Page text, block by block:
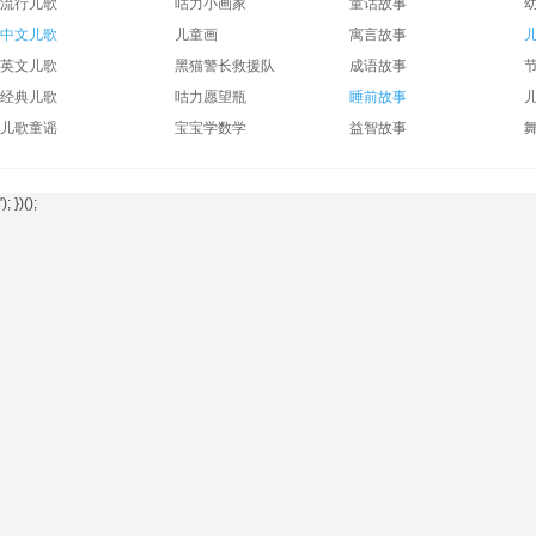
流行儿歌
中文儿歌
英文儿歌
经典儿歌
儿歌童谣
咕力小画家
儿童画
黑猫警长救援队
咕力愿望瓶
宝宝学数学
童话故事
寓言故事
成语故事
睡前故事
益智故事
'); })();